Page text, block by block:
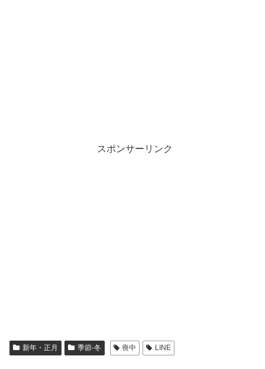
スポンサーリンク
新年・正月 季節-冬 喪中 LINE